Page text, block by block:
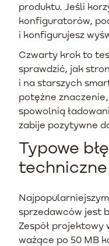
produktu. Jeśli
konfiguratorów,
i konfigurujesz
Czwarty krok to
sprawdzić, jak
i na starszych
potężne
spowolnią
zabije pozytywne
Typowe
sprzedawców jest
Zespół projektowy
ważące po 50 MB